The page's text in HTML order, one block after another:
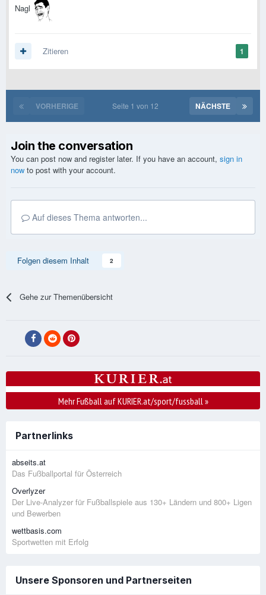
Nagl
1
Zitieren
VORHERIGE NÄCHSTE
Seite 1 von 12
Join the conversation
You can post now and register later. If you have an account, sign in
now to post with your account.
Auf dieses Thema antworten...
Folgen diesem Inhalt 2
Gehe zur Themenübersicht
Mehr Fußball auf KURIER.at/sport/fussball»
Partnerlinks
abseits.at
Das Fußballportal für Österreich
Overlyzer
Der Live-Analyzer für Fußballspiele aus 130+ Ländern und 800+ Ligen
und Bewerben
wettbasis.com
Sportwetten mit Erfolg
Unsere Sponsoren und Partnerseiten